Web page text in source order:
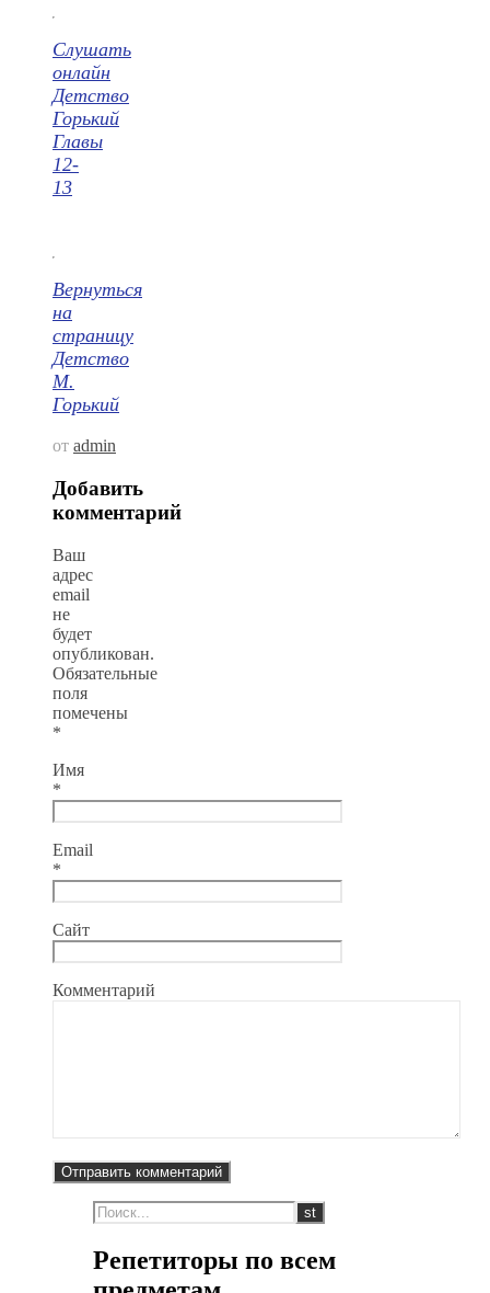
Слушать
онлайн
Детство
Горький
Главы
12-
13
Вернуться
на
страницу
Детство
М.
Горький
от admin
Добавить
комментарий
Ваш
адрес
email
не
будет
опубликован.
Обязательные
поля
помечены
*
Имя
*
Email
*
Сайт
Комментарий
Репетиторы по всем